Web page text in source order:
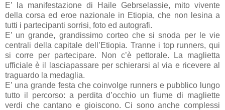
E’ la manifestazione di Haile Gebrselassie, mito vivente
della corsa ed eroe nazionale in Etiopia, che non lesina a
tutti i partecipanti sorrisi, foto ed autografi.
E’ un grande, grandissimo corteo che si snoda per le vie
centrali della capitale dell’Etiopia. Tranne i top runners, qui
si corre per partecipare. Non c’è pettorale. La maglietta
ufficiale è il lasciapassare per schierarsi al via e ricevere al
traguardo la medaglia.
E’ una grande festa che coinvolge runners e pubblico lungo
tutto il percorso: a perdita d’occhio un fiume di magliette
verdi che cantano e gioiscono. Ci sono anche complessi